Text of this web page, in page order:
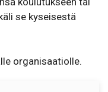
se kyseisestä
organisaatiolle.